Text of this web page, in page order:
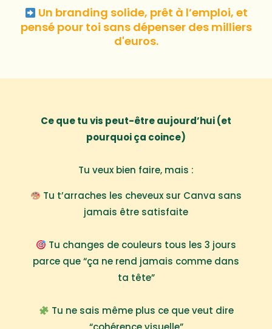
Un branding solide, prêt à l’emploi, et
pensé pour toi sans dépenser des milliers
d'euros.
Ce que tu vis peut-être aujourd’hui (et
pourquoi ça coince)
Tu veux bien faire, mais :
Tu t’arraches les cheveux sur Canva sans
jamais être satisfaite
Tu changes de couleurs tous les 3 jours
parce que “ça ne rend jamais comme dans
ta tête”
Tu ne sais même plus ce que veut dire